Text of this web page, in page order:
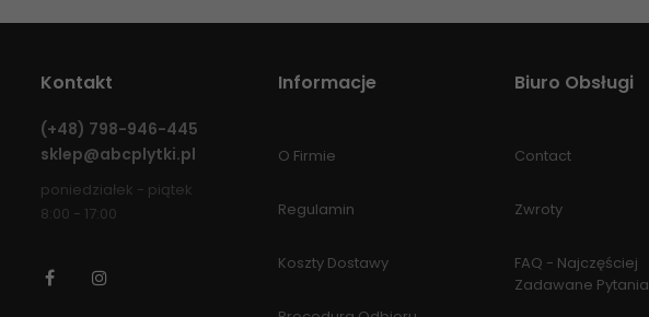
Kontakt
(+48) 798-946-445
sklep@abcplytki.pl
poniedziałek - piątek
8:00 - 17:00
Facebook
Informacje
O Firmie
Regulamin
Koszty Dostawy
Biuro Obsługi
Contact
Zwroty
FAQ - Najczęściej
Zadawane Pytania